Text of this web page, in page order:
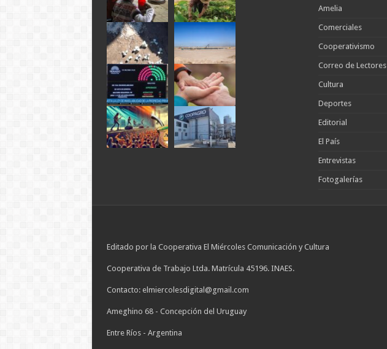
Amelia
Comerciales
Cooperativismo
Correo de Lectores
Cultura
Deportes
Editorial
El País
Entrevistas
Fotogalerías
Editado por la Cooperativa El Miércoles Comunicación y Cultura
Cooperativa de Trabajo Ltda. Matrícula 45196. INAES.
Contacto: elmiercolesdigital@gmail.com
Ameghino 68 - Concepción del Uruguay
Entre Ríos - Argentina